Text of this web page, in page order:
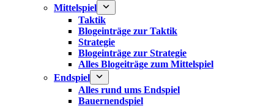
Mittelspiel
Taktik
Blogeinträge zur Taktik
Strategie
Blogeinträge zur Strategie
Alles Blogeiträge zum Mittelspiel
Endspiel
Alles rund ums Endspiel
Bauernendspiel